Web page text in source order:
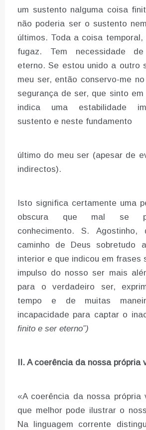
um sustento nalguma coisa
não poderia ser o sustento
últimos. Toda a coisa
fugaz. Tem necessidade
eterno. Se estou unido a outro
meu ser, então conservo-me
segurança de ser, que sinto
indica uma estabilidade
sustento e neste fundamento
último do meu ser (apesar de
indirectos).
Isto significa certamente uma
obscura que mal se
conhecimento. S.
caminho de Deus sobretudo
interior e que indicou em frases
impulso do nosso ser mais
para o verdadeiro ser,
tempo e de muitas
incapacidade para captar o
finito e ser eterno”)
II. A coerência da nossa própria
«A coerência da nossa
que melhor pode ilustrar o
Na linguagem corrente